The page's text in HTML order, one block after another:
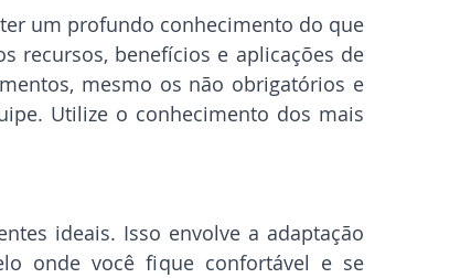
um profundo conhecimento do que
recursos, benefícios e aplicações de
mesmo os não obrigatórios e
Utilize o conhecimento dos mais
ideais. Isso envolve a adaptação
onde você fique confortável e se